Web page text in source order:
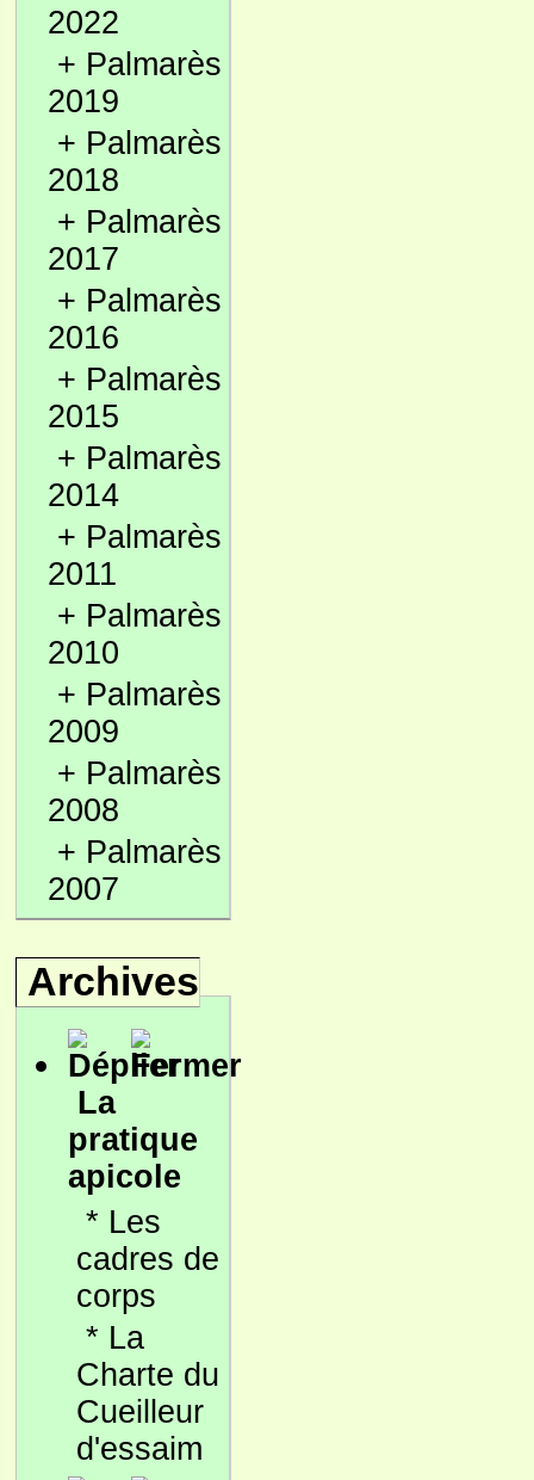
2022
+ Palmarès
2019
+ Palmarès
2018
+ Palmarès
2017
+ Palmarès
2016
+ Palmarès
2015
+ Palmarès
2014
+ Palmarès
2011
+ Palmarès
2010
+ Palmarès
2009
+ Palmarès
2008
+ Palmarès
2007
Archives
La
pratique
apicole
* Les
cadres de
corps
* La
Charte du
Cueilleur
d'essaim